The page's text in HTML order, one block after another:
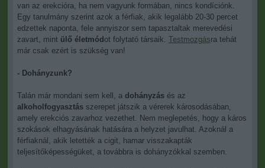
van az erekcióra, ha nem vagyunk formában, nincs kondíciónk.
Egy tanulmány szerint azok a férfiak, akik legalább 20-30 percet
edzettek naponta, fele annyiszor sem tapasztaltak merevedési
zavart, mint ülő életmódot folytató társaik. Testmozgásra tehát
már csak ezért is szükség van!
- Dohányzunk?
Talán már mondani sem kell, a dohányzás és az
alkoholfogyasztás szerepet játszik a vérerek károsodásában,
amely erekciós zavarhoz vezethet. Nem meglepetés, hogy a káros
szokások elhagyásának hatására a helyzet javulhat. Azoknál a
férfiaknál, akik letették a cigit, hamar visszakapták
teljesítőképességüket, a továbbra is dohányzókkal szemben.